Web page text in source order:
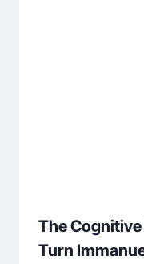
The
Turn